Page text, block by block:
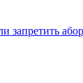
запретить